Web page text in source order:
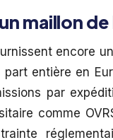
maillon
encore
entière en
par
comme